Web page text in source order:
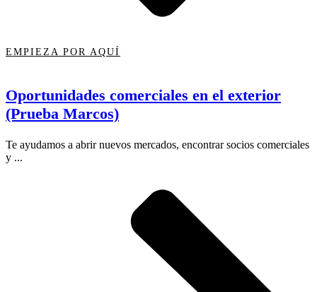
EMPIEZA POR AQUÍ
Oportunidades comerciales en el exterior
(Prueba Marcos)
Te ayudamos a abrir nuevos mercados, encontrar socios comerciales
y ...